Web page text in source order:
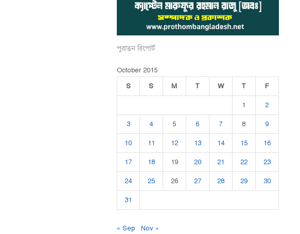
পুরাতন রিপোর্ট
October 2015
S
S M T W T F
1 2
3 4 5 6 7 8 9
10 11 12 13 14 15 16
17 18 19 20 21 22 23
24 25 26 27 28 29 30
31
« Sep Nov »